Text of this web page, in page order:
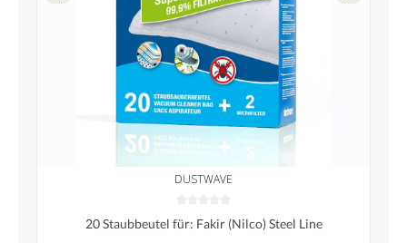
DUSTWAVE
20 Staubbeutel für: Fakir (Nilco) Steel Line